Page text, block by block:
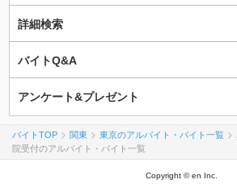
詳細検索
バイトQ&A
アンケート&プレゼント
バイトTOP 関東 東京のアルバイト・バイト一覧
院受付のアルバイト・バイト一覧
Copyright © en Inc.